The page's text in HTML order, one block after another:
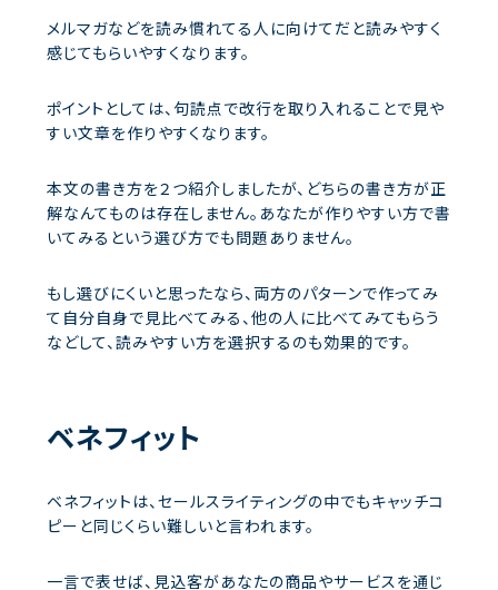
メルマガなどを読み慣れてる人に向けてだと読みやすく
感じてもらいやすくなります。
ポイントとしては、句読点で改行を取り入れることで見や
すい文章を作りやすくなります。
本文の書き方を２つ紹介しましたが、どちらの書き方が正
解なんてものは存在しません。あなたが作りやすい方で書
いてみるという選び方でも問題ありません。
もし選びにくいと思ったなら、両方のパターンで作ってみ
て自分自身で見比べてみる、他の人に比べてみてもらう
などして、読みやすい方を選択するのも効果的です。
ベネフィット
ベネフィットは、セールスライティングの中でもキャッチコ
ピーと同じくらい難しいと言われます。
一言で表せば、見込客があなたの商品やサービスを通じ